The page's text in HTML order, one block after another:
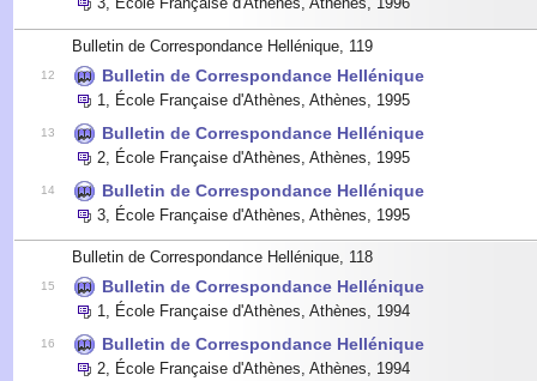
Bulletin de Correspondance Hellénique, 119
12 Bulletin de Correspondance Hellénique
1 École Française d'Athènes, Athènes 1995
13 Bulletin de Correspondance Hellénique
2 École Française d'Athènes, Athènes 1995
14 Bulletin de Correspondance Hellénique
3 École Française d'Athènes, Athènes 1995
Bulletin de Correspondance Hellénique, 118
15 Bulletin de Correspondance Hellénique
1, École Française d'Athènes, Athènes, 1994
16 Bulletin de Correspondance Hellénique
2, École Française d'Athènes, Athènes, 1994